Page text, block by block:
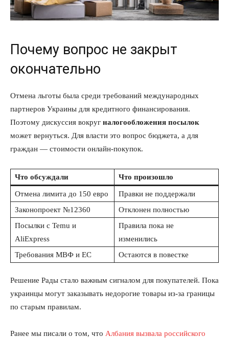
Почему вопрос не закрыт
окончательно
Отмена льготы была среди требований международных
партнеров Украины для кредитного финансирования.
Поэтому дискуссия вокруг налогообложения посылок
может вернуться. Для власти это вопрос бюджета, а для
граждан — стоимости онлайн-покупок.
Что обсуждали Что произошло
Отмена лимита до 150 евро
Правки не поддержали
Законопроект №12360
Отклонен полностью
Посылки с Temu и
AliExpress
Правила пока не
изменились
Требования МВФ и ЕС
Остаются в повестке
Решение Рады стало важным сигналом для покупателей. Пока
украинцы могут заказывать недорогие товары из-за границы
по старым правилам.
Ранее мы писали о том, что Албания вызвала российского